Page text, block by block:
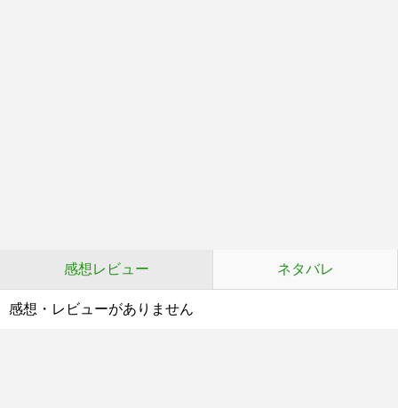
感想レビュー ネタバレ
感想・レビューがありません